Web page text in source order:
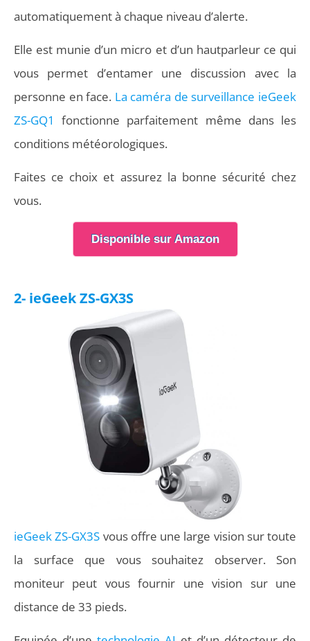
automatiquement à chaque niveau d’alerte.
Elle est munie d’un micro et d’un hautparleur ce qui
vous permet d’entamer une discussion avec la
personne en face. La caméra de surveillance ieGeek
‎ZS-GQ1
fonctionne parfaitement même dans les
conditions météorologiques.
Faites ce choix et assurez la bonne sécurité chez
vous.
Disponible sur Amazon
2- ieGeek ‎ZS-GX3S
ieGeek ‎ZS-GX3S vous offre une large vision sur toute
la surface que vous souhaitez observer. Son
moniteur peut vous fournir une vision sur une
distance de 33 pieds.